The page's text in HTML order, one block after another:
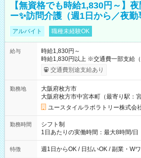
【無資格でも時給1,830円～】
ー✨訪問介護（週1日から／夜
アルバイト 職種未経験OK
給与
時給1,830円～
時給1,830円以上 ※交通費一部支給
考慮して決定します 【収入例】 週1回勤務の場合：1,830円×8時
間×4回=5万8,560円 週3回勤務の場合：1,830円×8時間×12回
月 ※ 雇用形態と給与に、本採用時と
用形態：本採用時と同じです。 給与
交通費別途支給あり
勤務地
大阪府枚方市
大阪府枚方市中宮本町（最寄り駅：宮
ユースタイルラボラトリー株式会
勤務時間
シフト制
1日あたりの実働時間：最大8時間/日
00 ※週1日～OK ／ 夜勤専従 ＊＊ 勤務時間例 ＊＊ ■22時か
ら翌7時 ■23時から翌8時 ■24時から翌9時 な
特徴 週1日からOK / 日払いOK / 副業・W